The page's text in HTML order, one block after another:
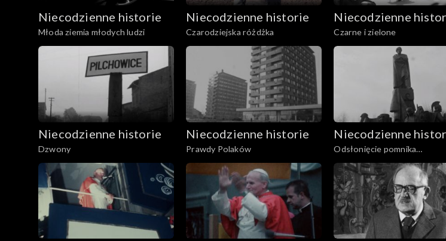
Niecodzienne historie
Młoda ziemia młodych ludzi
Niecodzienne historie
Czarodziejska różdżka
Niecodzienne
Czarne i zielone
Niecodzienne historie
Dzwony
Niecodzienne historie
Prawdy Polaków
Niecodzienne
Odsłonięcie pomnika
Wyspiańskiego